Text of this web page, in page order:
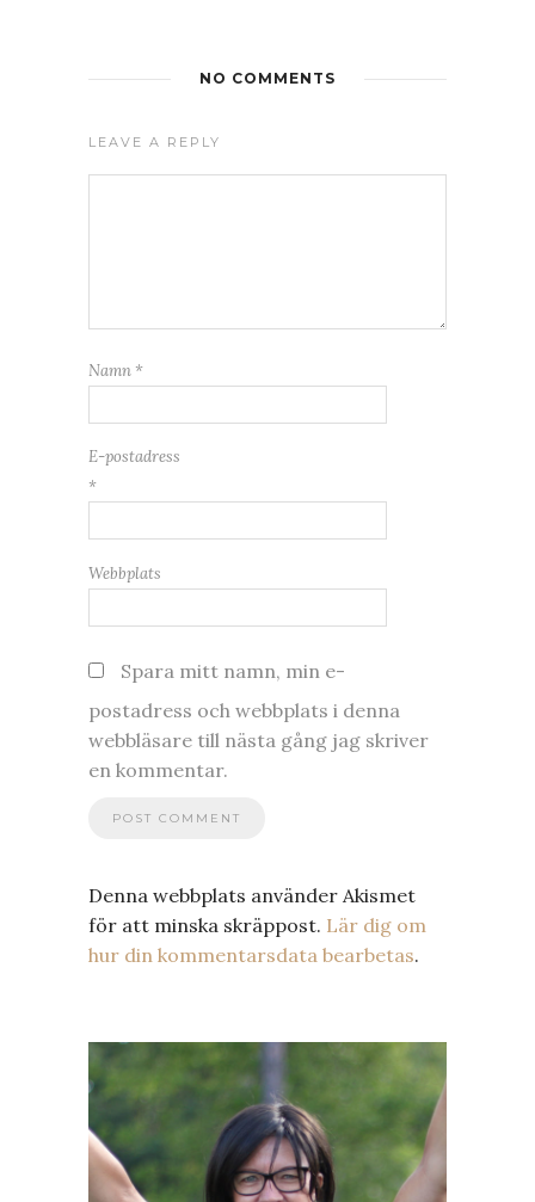
NO COMMENTS
LEAVE A REPLY
Namn *
E-postadress
*
Webbplats
Spara mitt namn, min e-
postadress och webbplats i denna
webbläsare till nästa gång jag skriver
en kommentar.
Denna webbplats använder Akismet
för att minska skräppost. Lär dig om
hur din kommentarsdata bearbetas.